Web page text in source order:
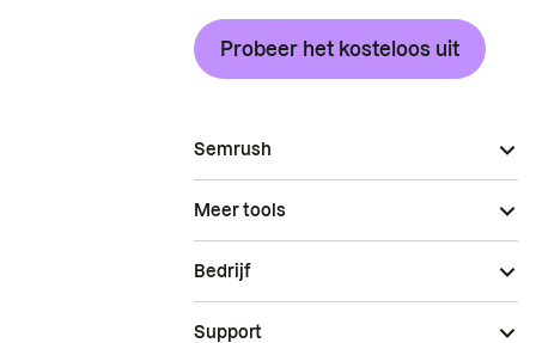
Probeer het kosteloos uit
Semrush
Meer tools
Bedrijf
Support